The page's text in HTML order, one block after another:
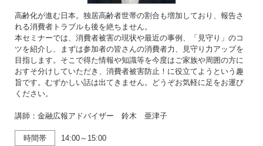
高齢化が進む日本。独居高齢者世帯の割合も増加しており、報告さ
れる消費者トラブルも後を絶ちません。
本セミナーでは、消費者被害の現状や最近の事例、「見守り」のコ
ツを紹介し、まずは参加者の皆さんの消費者力、見守り力アップを
目指します。そこで得た情報や知識等を今度はご家族や周囲の方に
おすそ分けしていただき、消費者被害防止！に役立てようという趣
旨です。むずかしい話は出てきません。どうぞお気軽に足をお運び
ください。
講師：金融広報アドバイザー 鈴木 亜津子
時間帯 14:00～15:00